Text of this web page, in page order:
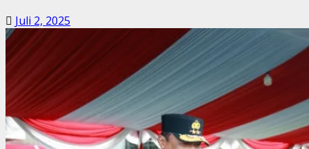
Juli 2, 2025